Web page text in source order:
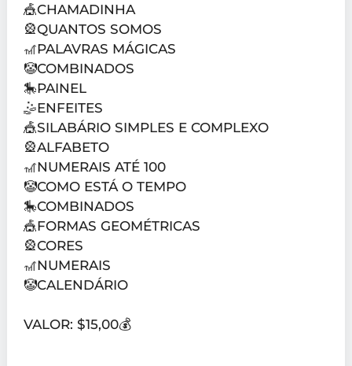
🎪CHAMADINHA
🎡QUANTOS SOMOS
🎢PALAVRAS MÁGICAS
🤡COMBINADOS
🎠PAINEL
🤹ENFEITES
🎪SILABÁRIO SIMPLES E COMPLEXO
🎡ALFABETO
🎢NUMERAIS ATÉ 100
🤡COMO ESTÁ O TEMPO
🎠COMBINADOS
🎪FORMAS GEOMÉTRICAS
🎡CORES
🎢NUMERAIS
🤡CALENDÁRIO
VALOR: $15,00💰